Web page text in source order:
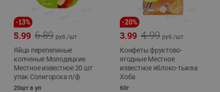
-13%
6.89
5.99 руб./шт
Яйца перепелиные
копченые Молодецкие
Местное известное 20 шт
упак Солигорска п/ф
20шт в уп
-20%
4.99
3.99 руб./шт
Конфеты фруктово-
ягодные Местное
известное яблоко-тыква
Хоба
60г